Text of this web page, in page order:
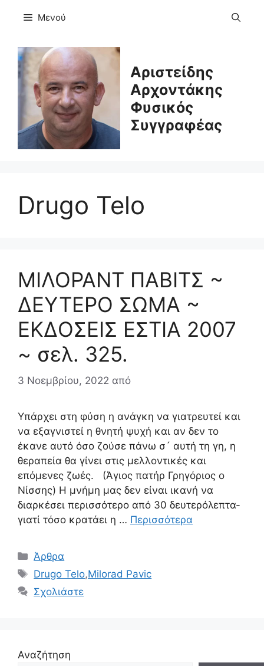
Μενού
Αριστείδης
Αρχοντάκης
Φυσικός
Συγγραφέας
Drugo Telo
ΜΙΛΟΡΑΝΤ ΠΑΒΙΤΣ ~
ΔΕΥΤΕΡΟ ΣΩΜΑ ~
ΕΚΔΟΣΕΙΣ ΕΣΤΙΑ 2007
~ σελ. 325.
3 Νοεμβρίου, 2022 από
Υπάρχει στη φύση η ανάγκη να γιατρευτεί και
να εξαγνιστεί η θνητή ψυχή και αν δεν το
έκανε αυτό όσο ζούσε πάνω σ´ αυτή τη γη, η
θεραπεία θα γίνει στις μελλοντικές και
επόμενες ζωές. (Άγιος πατήρ Γρηγόριος ο
Νίσσης) Η μνήμη μας δεν είναι ικανή να
διαρκέσει περισσότερο από 30 δευτερόλεπτα-
γιατί τόσο κρατάει η … Περισσότερα
Κατηγορίες
Άρθρα
Ετικέτες
Drugo Telo,Milorad Pavic
Σχολιάστε
Αναζήτηση